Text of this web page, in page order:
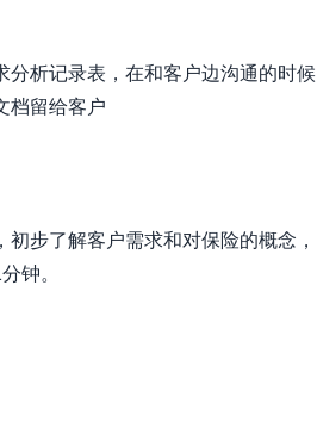
析记录表，在和客户边沟通的时候
档留给客户
步了解客户需求和对保险的概念，
钟。